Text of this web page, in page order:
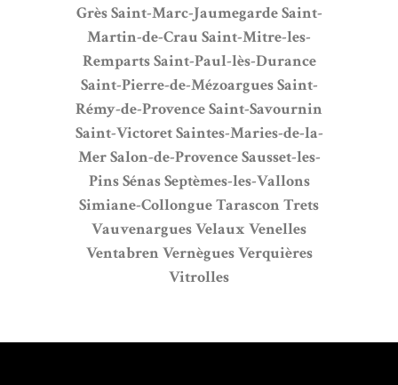
GrèsSaint-Marc-JaumegardeSaint-
Martin-de-Crau Saint-Mitre-les-
RempartsSaint-Paul-lès-Durance
Saint-Pierre-de-MézoarguesSaint-
Rémy-de-ProvenceSaint-Savournin
Saint-VictoretSaintes-Maries-de-la-
MerSalon-de-ProvenceSausset-les-
PinsSénasSeptèmes-les-Vallons
Simiane-CollongueTarascon Trets
VauvenarguesVelaux Venelles
Ventabren VernèguesVerquières
Vitrolles